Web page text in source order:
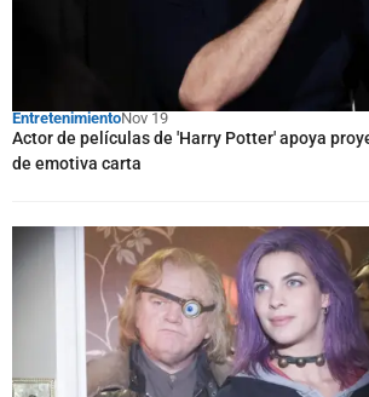
EntretenimientoNov 19
Actor de películas de 'Harry Potter' apoya
de emotiva carta